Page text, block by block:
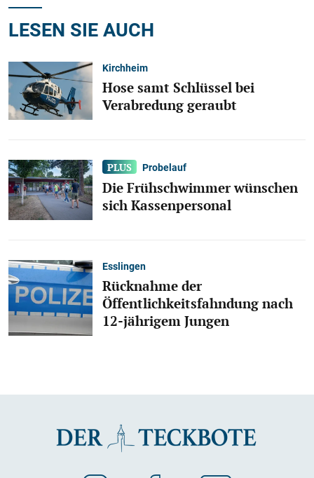
LESEN SIE AUCH
Kirchheim
Hose samt Schlüssel bei
Verabredung geraubt
Probelauf
Die Frühschwimmer wünschen
sich Kassenpersonal
Esslingen
Rücknahme der
Öffentlichkeitsfahndung nach
12-jährigem Jungen